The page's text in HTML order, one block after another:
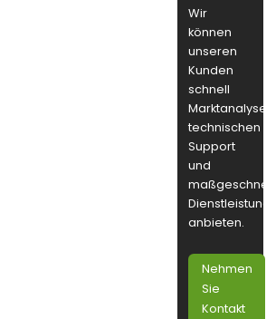
Wir
können
unseren
Kunden
schnell
technischen
Support
und
anbieten.
Nehmen
Sie
Kontakt